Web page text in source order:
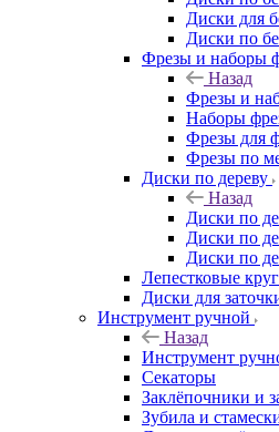
Диски для
Диски по
Фрезы и наборы
Назад
Фрезы и
Наборы
Фрезы для
Фрезы по
Диски по дереву
Назад
Диски по
Диски по
Диски по
Лепестковые
Диски для
Инструмент ручной
Назад
Инструмент
Секаторы
Заклёпочники и
Зубила и